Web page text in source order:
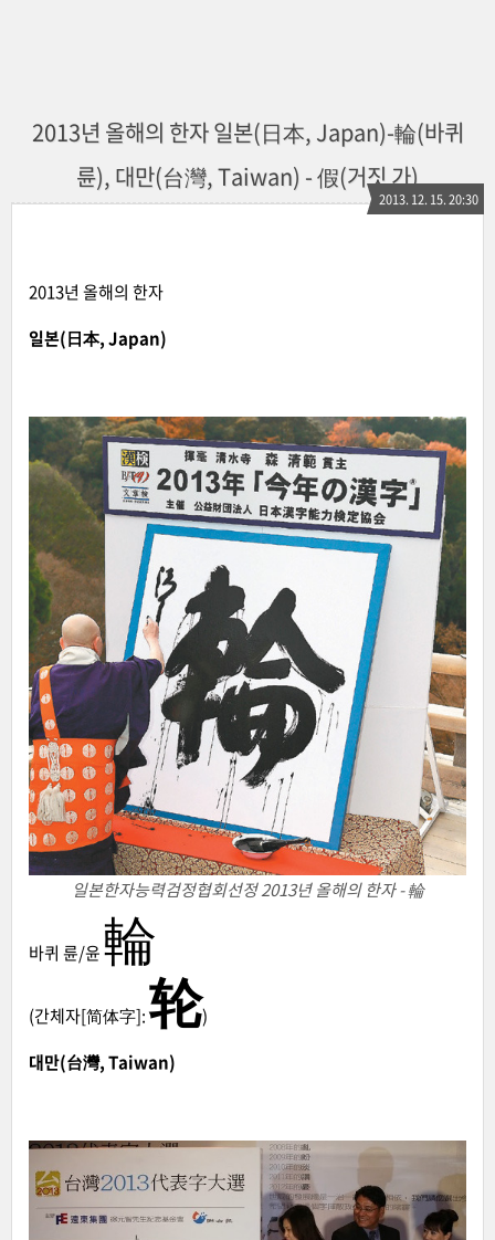
2013년 올해의 한자 일본(日本, Japan)-輪(바퀴
륜), 대만(台灣, Taiwan) - 假(거짓 가)
2013. 12. 15. 20:30
2013년 올해의 한자
일본(日本, Japan)
일본한자능력검정협회선정 2013년 올해의 한자 - 輪
바퀴 륜/윤輪
(간체자[简体字]:轮)
대만(台灣, Taiwan)